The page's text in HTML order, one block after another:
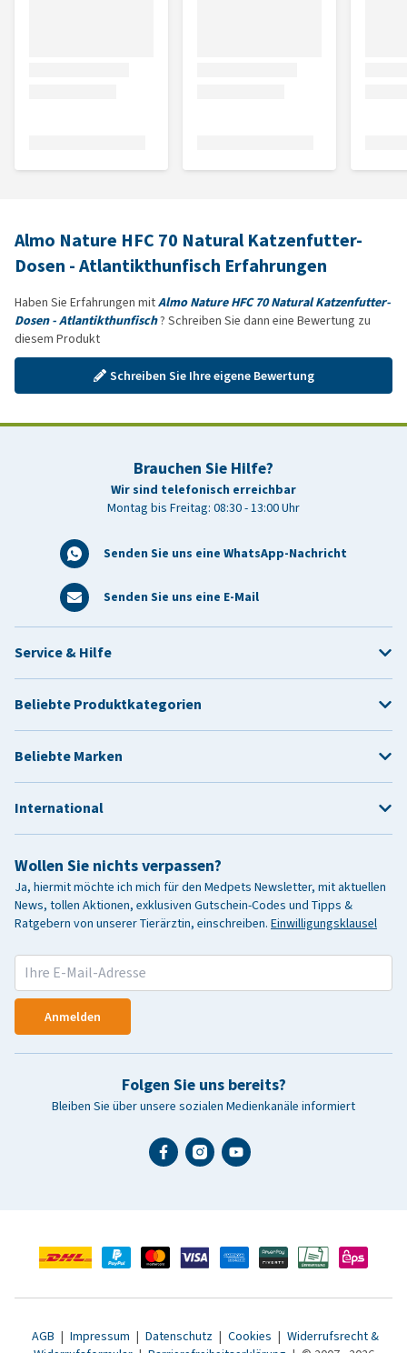
Almo Nature HFC 70 Natural Katzenfutter-
Dosen - Atlantikthunfisch Erfahrungen
Haben Sie Erfahrungen mitAlmo Nature HFC 70 Natural Katzenfutter-
Dosen - Atlantikthunfisch? Schreiben Sie dann eine Bewertung zu
diesem Produkt
Schreiben Sie Ihre eigene Bewertung
Brauchen Sie Hilfe?
Wir sind telefonisch erreichbar
Montag bis Freitag: 08:30 - 13:00 Uhr
Senden Sie uns eine WhatsApp-Nachricht
Senden Sie uns eine E-Mail
Wollen Sie nichts verpassen?
Ja, hiermit möchte ich mich für den Medpets Newsletter, mit aktuellen
News, tollen Aktionen, exklusiven Gutschein-Codes und Tipps &
Ratgebern von unserer Tierärztin, einschreiben. Einwilligungsklausel
Anmelden
Folgen Sie uns bereits?
Bleiben Sie über unsere sozialen Medienkanäle informiert
Service & Hilfe
Beliebte Produktkategorien
Beliebte Marken
International
AGB | Impressum | Datenschutz | Cookies | Widerrufsrecht &